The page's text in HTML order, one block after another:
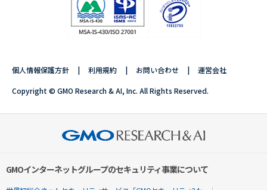
個人情報保護方針 利用規約 お問い合わせ 運営会社
Copyright © GMO Research & AI, Inc. All Rights Reserved.
GMOインターネットグループのセキュリティ事業について